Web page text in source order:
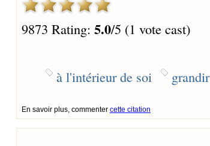
9873 Rating: 5.0/5 (1 vote cast)
à l'intérieur de soi grandir
En savoir plus, commenter cette citation